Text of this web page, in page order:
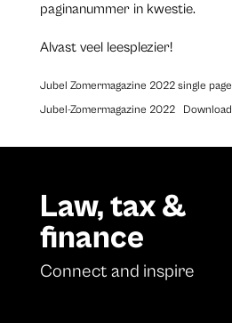
paginanummer in kwestie.
Alvast veel leesplezier!
Jubel Zomermagazine 2022 single page
Jubel-Zomermagazine 2022
Download
Law, tax &
finance
Connect and inspire